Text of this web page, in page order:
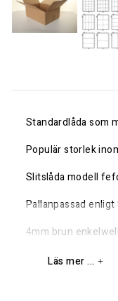
Standardlåda som
Populär storlek
Slitslåda modell
Pallanpassad enligt
4mm brun
20 st/bunt
Läs mer ...